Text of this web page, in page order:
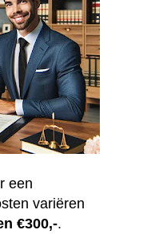
een
variëren
€300,-.